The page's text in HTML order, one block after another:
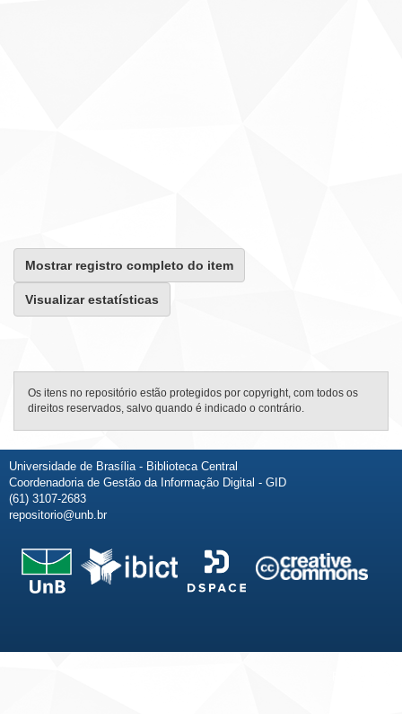
Mostrar registro completo do item
Visualizar estatísticas
Os itens no repositório estão protegidos por copyright, com todos os
direitos reservados, salvo quando é indicado o contrário.
Universidade de Brasília - Biblioteca Central
Coordenadoria de Gestão da Informação Digital - GID
(61) 3107-2683
repositorio@unb.br